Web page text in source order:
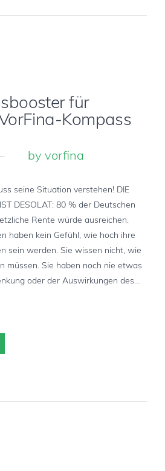
für
Kompass
by vorfina
seine Situation verstehen! DIE
DESOLAT: 80 % der Deutschen
Rente würde ausreichen.
haben kein Gefühl, wie hoch ihre
sein werden. Sie wissen nicht, wie
müssen. Sie haben noch nie etwas
oder der Auswirkungen des...